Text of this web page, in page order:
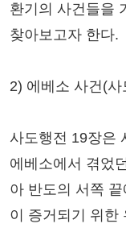
환기의 사건들을
찾아보고자 한다.
2) 에베소 사건(
사도행전 19장은
에베소에서 겪었
아 반도의 서쪽
이 증거되기 위한